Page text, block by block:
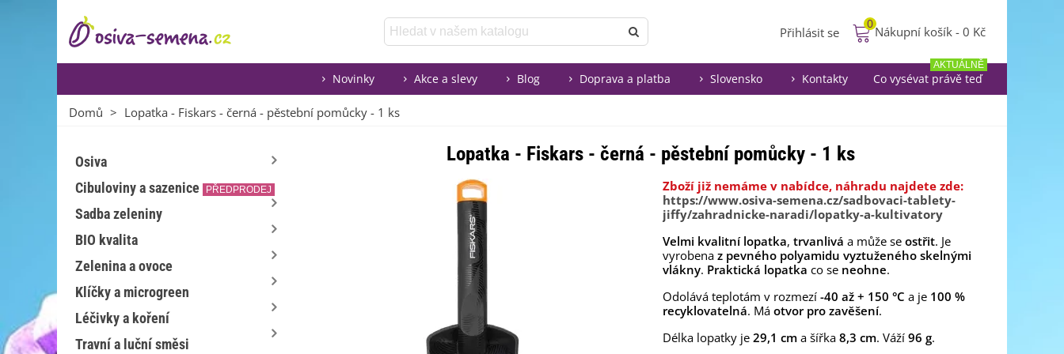
Přihlásit se
0
Nákupní košík - 0 Kč
Novinky Akce a slevy Blog Doprava a platba Slovensko Kontakty Co vysévat právě teď
AKTUÁLNĚ
Domů > Lopatka - Fiskars - černá - pěstební pomůcky - 1 ks
Osiva
Cibuloviny a sazenice
PŘEDPRODEJ
Sadba zeleniny
BIO kvalita
Zelenina a ovoce
Klíčky a microgreen
Léčivky a koření
Travní a luční směsi
Lopatka - Fiskars - černá - pěstební pomůcky - 1 ks
Zboží již nemáme v nabídce, náhradu najdete zde:
https://www.osiva-semena.cz/sadbovaci-tablety-
jiffy/zahradnicke-naradi/lopatky-a-kultivatory
Velmi kvalitní lopatka, trvanlivá a může se ostřit. Je
vyrobena z pevného polyamidu vyztuženého skelnými
vlákny. Praktická lopatka co se neohne.
Odolává teplotám v rozmezí -40 až + 150 °C a je 100 %
recyklovatelná. Má otvor pro zavěšení.
Délka lopatky je 29,1 cm a šířka 8,3 cm. Váží 96 g.